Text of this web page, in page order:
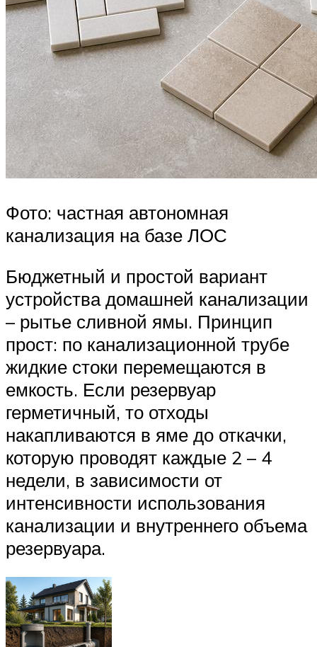
Фото: частная автономная
канализация на базе ЛОС
Бюджетный и простой вариант
устройства домашней канализации
– рытье сливной ямы. Принцип
прост: по канализационной трубе
жидкие стоки перемещаются в
емкость. Если резервуар
герметичный, то отходы
накапливаются в яме до откачки,
которую проводят каждые 2 – 4
недели, в зависимости от
интенсивности использования
канализации и внутреннего объема
резервуара.